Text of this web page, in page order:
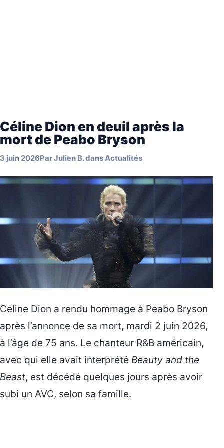
Céline Dion en deuil après la
mort de Peabo Bryson
3 juin 2026ParJulien B.dansActualités
Céline Dion a rendu hommage à Peabo Bryson
après l’annonce de sa mort, mardi 2 juin 2026,
à l’âge de 75 ans. Le chanteur R&B américain,
avec qui elle avait interprété Beauty and the
Beast, est décédé quelques jours après avoir
subi un AVC, selon sa famille.